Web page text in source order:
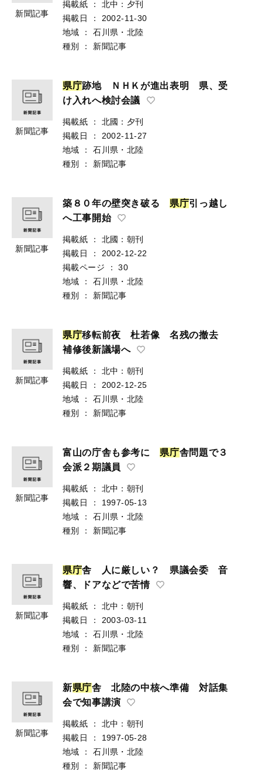
新聞記事
掲載紙 ：
北中：夕刊
掲載日
：
2002-11-30
地域
：
石川県・北陸
種別
： 新聞記事
新聞記事
県庁跡地 ＮＨＫが進出表明 県、受
け入れへ検討会議
掲載紙 ：
北國：夕刊
掲載日
：
2002-11-27
地域
：
石川県・北陸
種別
： 新聞記事
新聞記事
築８０年の壁突き破る 県庁引っ越し
へ工事開始
掲載紙 ：
北國：朝刊
掲載日
：
2002-12-22
掲載ページ
：
30
地域
：
石川県・北陸
種別
： 新聞記事
新聞記事
県庁移転前夜 杜若像 名残の撤去
補修後新議場へ
掲載紙 ：
北中：朝刊
掲載日
：
2002-12-25
地域
：
石川県・北陸
種別
： 新聞記事
新聞記事
富山の庁舎も参考に 県庁舎問題で３
会派２期議員
掲載紙 ：
北中：朝刊
掲載日
：
1997-05-13
地域
：
石川県・北陸
種別
： 新聞記事
新聞記事
県庁舎 人に厳しい？ 県議会委 音
響、ドアなどで苦情
掲載紙 ：
北中：朝刊
掲載日
：
2003-03-11
地域
：
石川県・北陸
種別
： 新聞記事
新聞記事
新県庁舎 北陸の中核へ準備 対話集
会で知事講演
掲載紙 ：
北中：朝刊
掲載日
：
1997-05-28
地域
：
石川県・北陸
種別
： 新聞記事